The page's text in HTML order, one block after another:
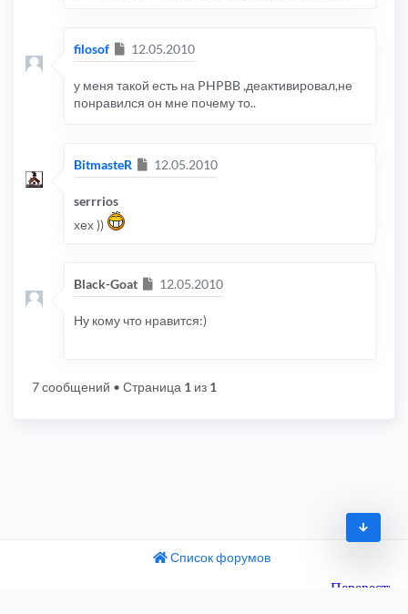
filosof Сообщение
12.05.2010
у меня такой есть на PHPBB ,деактивировал,не
понравился он мне почему то..
BitmasteR Сообщение
12.05.2010
serrrios
хех ))
Black-Goat Сообщение
12.05.2010
Ну кому что нравится:)
7 сообщений • Страница 1 из 1
Список форумов